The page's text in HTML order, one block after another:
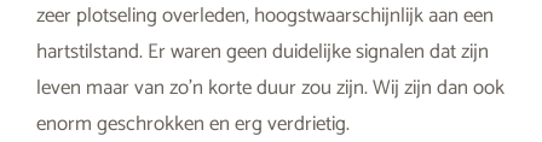
zeer plotseling overleden, hoogstwaarschijnlijk aan een
hartstilstand. Er waren geen duidelijke signalen dat zijn
leven maar van zo’n korte duur zou zijn. Wij zijn dan ook
enorm geschrokken en erg verdrietig.